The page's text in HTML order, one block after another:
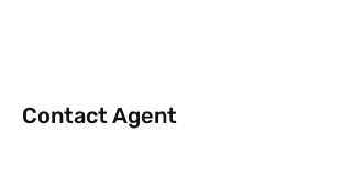
Contact Agent